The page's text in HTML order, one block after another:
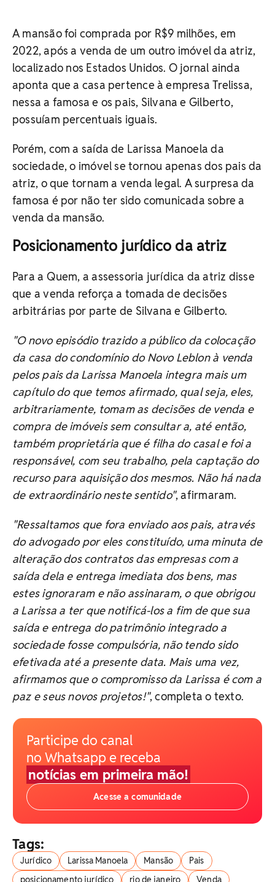
A mansão foi comprada por R$9 milhões, em
2022, após a venda de um outro imóvel da atriz,
localizado nos Estados Unidos. O jornal ainda
aponta que a casa pertence à empresa Trelissa,
nessa a famosa e os pais, Silvana e Gilberto,
possuíam percentuais iguais.
Porém, com a saída de Larissa Manoela da
sociedade, o imóvel se tornou apenas dos pais da
atriz, o que tornam a venda legal. A surpresa da
famosa é por não ter sido comunicada sobre a
venda da mansão.
Posicionamento jurídico da atriz
Para a Quem, a assessoria jurídica da atriz disse
que a venda reforça a tomada de decisões
arbitrárias por parte de Silvana e Gilberto.
"O novo episódio trazido a público da colocação
da casa do condomínio do Novo Leblon à venda
pelos pais da Larissa Manoela integra mais um
capítulo do que temos afirmado, qual seja, eles,
arbitrariamente, tomam as decisões de venda e
compra de imóveis sem consultar a, até então,
também proprietária que é filha do casal e foi a
responsável, com seu trabalho, pela captação do
recurso para aquisição dos mesmos. Não há nada
de extraordinário neste sentido", afirmaram.
"Ressaltamos que fora enviado aos pais, através
do advogado por eles constituído, uma minuta de
alteração dos contratos das empresas com a
saída dela e entrega imediata dos bens, mas
estes ignoraram e não assinaram, o que obrigou
a Larissa a ter que notificá-los a fim de que sua
saída e entrega do patrimônio integrado a
sociedade fosse compulsória, não tendo sido
efetivada até a presente data. Mais uma vez,
afirmamos que o compromisso da Larissa é com a
paz e seus novos projetos!", completa o texto.
Participe do canal
no Whatsapp e receba
notícias em primeira mão!
Acesse a comunidade
Tags:
Jurídico Larissa Manoela Mansão
Pais
posicionamento jurídico
rio de janeiro Venda